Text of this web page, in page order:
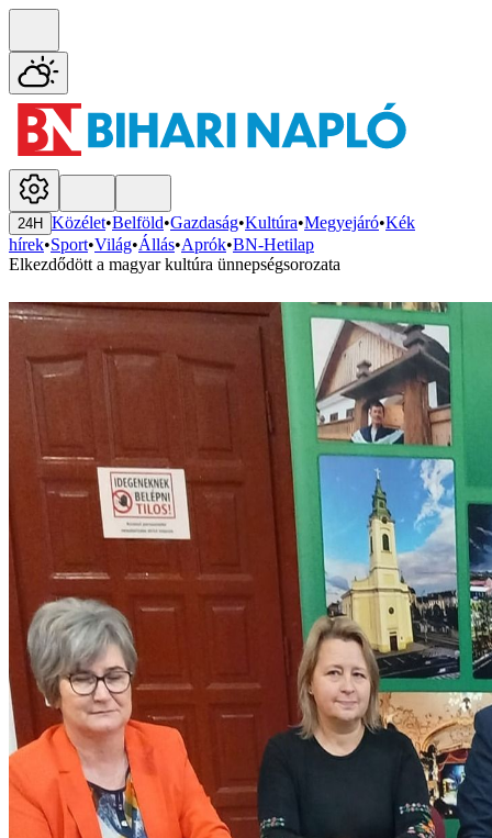
24H Közélet•Belföld•Gazdaság•Kultúra•Megyejáró•Kék
hírek•Sport•Világ•Állás•Aprók•BN-Hetilap
Elkezdődött a magyar kultúra ünnepségsorozata